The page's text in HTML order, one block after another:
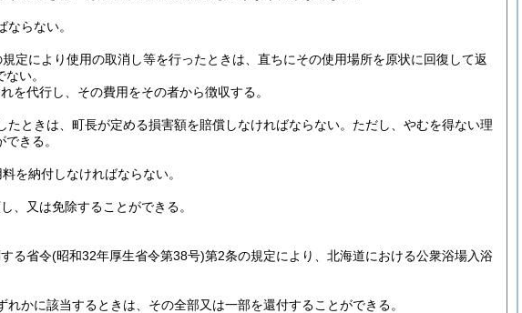
らない。
規定により使用の取消し等を行ったときは、直ちにその使用場所を原状に回復して返
い。
を代行し、その費用をその者から徴収する。
ときは、町長が定める損害額を賠償しなければならない。 ただし、やむを得ない理
きる。
を納付しなければならない。
、又は免除することができる。
る省令(昭和32年厚生省令第38号)第2条の規定により、北海道における公衆浴場入浴
れかに該当するときは、その全部又は一部を還付することができる。